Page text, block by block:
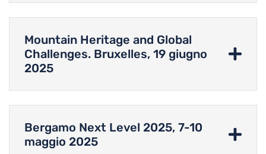
Mountain Heritage and Global
Challenges. Bruxelles, 19 giugno
2025
Bergamo Next Level 2025, 7-10
maggio 2025